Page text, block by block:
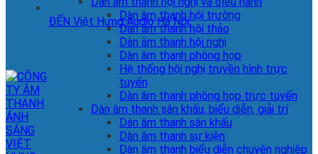
ĐẾN Việt Hưng Audio Hà Nội
Dàn âm thanh hội trường
Dàn âm thanh hội thảo
Dàn âm thanh hội nghị
Dàn âm thanh phòng họp
Hệ thống hội nghị truyền hình trực
tuyến
Dàn âm thanh phòng họp trực tuyến
Dàn âm thanh sân khấu, biểu diễn, giải trí
Dàn âm thanh sân khấu
Dàn âm thanh sự kiện
Dàn âm thanh biểu diễn chuyên nghiệp